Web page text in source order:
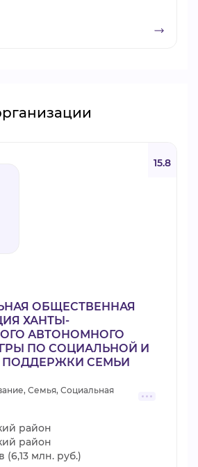
15.8
ОБЩЕСТВЕННАЯ
ХАНТЫ-
АВТОНОМНОГО
ПО СОЦИАЛЬНОЙ И
СЕМЬИ
Семья, Социальная
район
район
(6,13 млн. руб.)